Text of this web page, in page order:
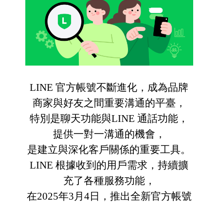
LINE 官方帳號不斷進化，成為品牌
商家與好友之間重要溝通的平臺 ，
特別是聊天功能與LINE 通話功能，
提供一對一溝通的機會，
是建立與深化客戶關係的重要工具。
LINE 根據收到的用戶需求，持續擴
充了各種服務功能，
在2025年3月 4日，推出全新官方帳號